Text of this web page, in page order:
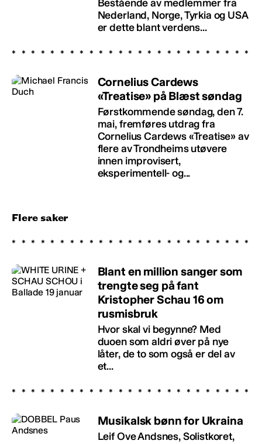
Bestående av medlemmer fra
Nederland, Norge, Tyrkia og USA
er dette blant verdens...
Cornelius Cardews
«Treatise» på Blæst søndag
Førstkommende søndag, den 7.
mai, fremføres utdrag fra
Cornelius Cardews «Treatise» av
flere av Trondheims utøvere
innen improvisert,
eksperimentell- og...
Flere saker
Blant en million sanger som
trengte seg på fant
Kristopher Schau 16 om
rusmisbruk
Hvor skal vi begynne? Med
duoen som aldri øver på nye
låter, de to som også er del av
et...
Musikalsk bønn for Ukraina
Leif Ove Andsnes, Solistkoret,